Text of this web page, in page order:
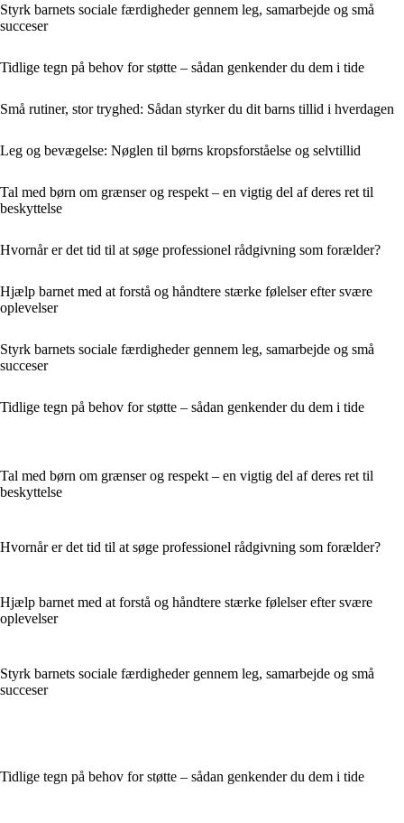
Styrk barnets sociale færdigheder gennem leg, samarbejde og små
succeser
Tidlige tegn på behov for støtte – sådan genkender du dem i tide
Små rutiner, stor tryghed: Sådan styrker du dit barns tillid i hverdagen
Leg og bevægelse: Nøglen til børns kropsforståelse og selvtillid
Tal med børn om grænser og respekt – en vigtig del af deres ret til
beskyttelse
Hvornår er det tid til at søge professionel rådgivning som forælder?
Hjælp barnet med at forstå og håndtere stærke følelser efter svære
oplevelser
Styrk barnets sociale færdigheder gennem leg, samarbejde og små
succeser
Tidlige tegn på behov for støtte – sådan genkender du dem i tide
Tal med børn om grænser og respekt – en vigtig del af deres ret til
beskyttelse
Hvornår er det tid til at søge professionel rådgivning som forælder?
Hjælp barnet med at forstå og håndtere stærke følelser efter svære
oplevelser
Styrk barnets sociale færdigheder gennem leg, samarbejde og små
succeser
Tidlige tegn på behov for støtte – sådan genkender du dem i tide